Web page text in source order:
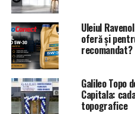
primit nu este în regulă
AGERPRES
ARTICOLE PE ACEIASI TEMA:
URMATORUL
Evită pe cât posibil
Capitala24
Uleiul
oferă și
recomandat?
Galileo Topo
Capitala:
topografice